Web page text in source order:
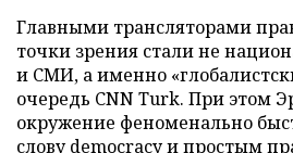
Главными трансляторами
точки зрения стали не
и СМИ, а именно
очередь CNN Turk. При этом
окружение феноменально
слову democracy и простым